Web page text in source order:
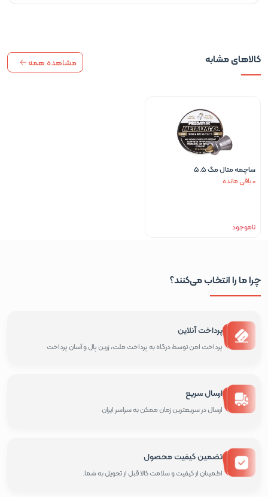
کالاهای مشابه مشاهده همه
ساچمه متال مگ 5.5
0 باقی مانده
ناموجود
چرا ما را انتخاب می‌کنند؟
پرداخت آنلاین
پرداخت امن توسط درگاه به پرداخت ملت، زرین پال و آسان پرداخت
ارسال سریع
ارسال در سریعترین زمان ممکن به سراسر ایران
تضمین کیفیت محصول
اطمینان از کیفیت و سلامت کالا قبل از تحویل به شما.